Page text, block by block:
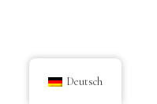
Deutsch